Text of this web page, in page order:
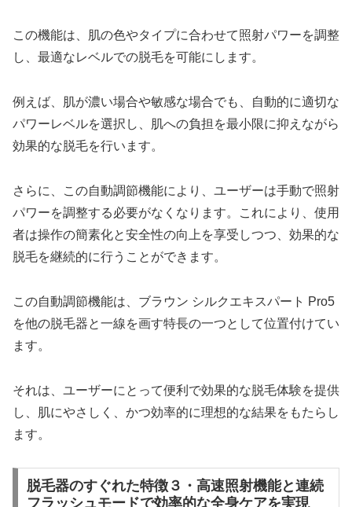
この機能は、肌の色やタイプに合わせて照射パワーを調整
し、最適なレベルでの脱毛を可能にします。
例えば、肌が濃い場合や敏感な場合でも、自動的に適切な
パワーレベルを選択し、肌への負担を最小限に抑えながら
効果的な脱毛を行います。
さらに、この自動調節機能により、ユーザーは手動で照射
パワーを調整する必要がなくなります。これにより、使用
者は操作の簡素化と安全性の向上を享受しつつ、効果的な
脱毛を継続的に行うことができます。
この自動調節機能は、ブラウン シルクエキスパート Pro5
を他の脱毛器と一線を画す特長の一つとして位置付けてい
ます。
それは、ユーザーにとって便利で効果的な脱毛体験を提供
し、肌にやさしく、かつ効率的に理想的な結果をもたらし
ます。
脱毛器のすぐれた特徴３・高速照射機能と連続
フラッシュモードで効率的な全身ケアを実現